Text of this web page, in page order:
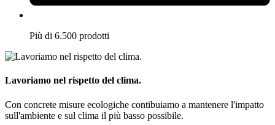
Più di 6.500 prodotti
Lavoriamo nel rispetto del clima.
Con concrete misure ecologiche contibuiamo a mantenere l'impatto
sull'ambiente e sul clima il più basso possibile.